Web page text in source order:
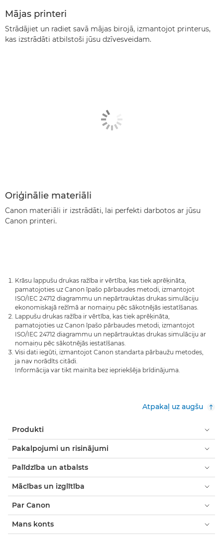
Mājas printeri
Strādājiet un radiet savā mājas birojā, izmantojot printerus,
kas izstrādāti atbilstoši jūsu dzīvesveidam.
Oriģinālie materiāli
Canon materiāli ir izstrādāti, lai perfekti darbotos ar jūsu
Canon printeri.
Krāsu lappušu drukas ražība ir vērtība, kas tiek aprēķināta,
pamatojoties uz Canon īpašo pārbaudes metodi, izmantojot
ISO/IEC 24712 diagrammu un nepārtrauktas drukas simulāciju
ekonomiskajā režīmā ar nomaiņu pēc sākotnējās iestatīšanas.
Lappušu drukas ražība ir vērtība, kas tiek aprēķināta,
pamatojoties uz Canon īpašo pārbaudes metodi, izmantojot
ISO/IEC 24712 diagrammu un nepārtrauktas drukas simulāciju ar
nomaiņu pēc sākotnējās iestatīšanas.
Visi dati iegūti, izmantojot Canon standarta pārbaužu metodes,
ja nav norādīts citādi.
Informācija var tikt mainīta bez iepriekšēja brīdinājuma.
Atpakaļ uz augšu
Produkti
Pakalpojumi un risinājumi
Palīdzība un atbalsts
Mācības un izglītība
Par Canon
Mans konts